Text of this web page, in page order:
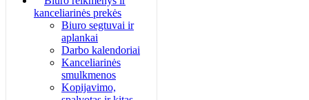
kanceliarinės prekės
Biuro segtuvai ir
aplankai
Darbo kalendoriai
Kanceliarinės
smulkmenos
Kopijavimo,